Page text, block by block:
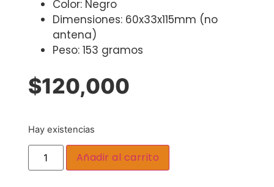
Color: Negro
Dimensiones: 60x33x115mm (no
antena)
Peso: 153 gramos
$120,000
Hay existencias
Añadir al carrito